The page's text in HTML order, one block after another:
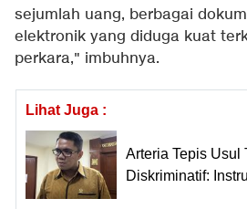
sejumlah uang, berbagai
elektronik yang diduga kuat
perkara," imbuhnya.
Lihat Juga :
Arteria Tepis Usul
Diskriminatif: